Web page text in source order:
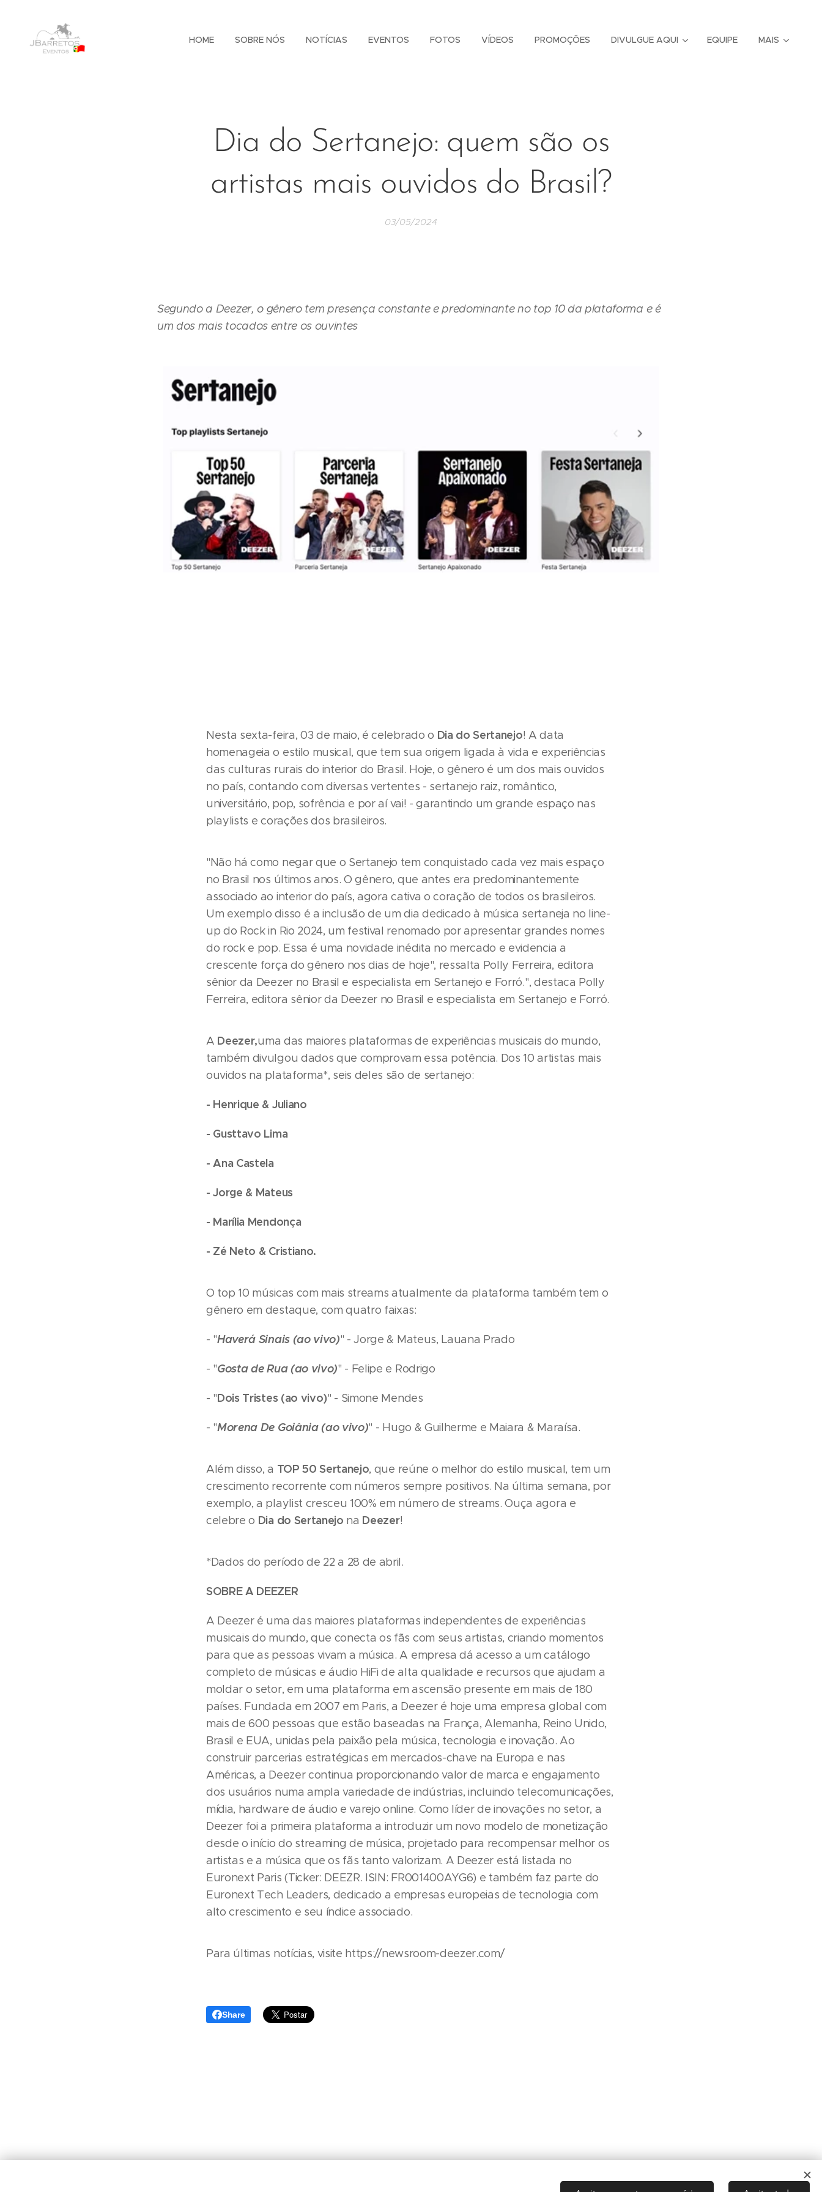
HOME SOBRE NÓS NOTÍCIAS EVENTOS FOTOS VÍDEOS PROMOÇÕES DIVULGUE AQUI EQUIPE MAIS
Dia do Sertanejo: quem são os
artistas mais ouvidos do Brasil?
03/05/2024
Segundo a Deezer, o gênero tem presença constante e predominante no top 10 da plataforma e é
um dos mais tocados entre os ouvintes
Nesta sexta-feira, 03 de maio, é celebrado o Dia do Sertanejo! A data
homenageia o estilo musical, que tem sua origem ligada à vida e experiências
das culturas rurais do interior do Brasil. Hoje, o gênero é um dos mais ouvidos
no país, contando com diversas vertentes - sertanejo raiz, romântico,
universitário, pop, sofrência e por aí vai! - garantindo um grande espaço nas
playlists e corações dos brasileiros.
"Não há como negar que o Sertanejo tem conquistado cada vez mais espaço
no Brasil nos últimos anos. O gênero, que antes era predominantemente
associado ao interior do país, agora cativa o coração de todos os brasileiros.
Um exemplo disso é a inclusão de um dia dedicado à música sertaneja no line-
up do Rock in Rio 2024, um festival renomado por apresentar grandes nomes
do rock e pop. Essa é uma novidade inédita no mercado e evidencia a
crescente força do gênero nos dias de hoje", ressalta Polly Ferreira, editora
sênior da Deezer no Brasil e especialista em Sertanejo e Forró.", destaca Polly
Ferreira, editora sênior da Deezer no Brasil e especialista em Sertanejo e Forró.
A Deezer,uma das maiores plataformas de experiências musicais do mundo,
também divulgou dados que comprovam essa potência. Dos 10 artistas mais
ouvidos na plataforma*, seis deles são de sertanejo:
- Henrique & Juliano
- Gusttavo Lima
- Ana Castela
- Jorge & Mateus
- Marília Mendonça
- Zé Neto & Cristiano.
O top 10 músicas com mais streams atualmente da plataforma também tem o
gênero em destaque, com quatro faixas:
- "Haverá Sinais (ao vivo)" - Jorge & Mateus, Lauana Prado
- "Gosta de Rua (ao vivo)" - Felipe e Rodrigo
- "Dois Tristes (ao vivo)" - Simone Mendes
- "Morena De Goiânia (ao vivo)" - Hugo & Guilherme e Maiara & Maraísa.
Além disso, a TOP 50 Sertanejo, que reúne o melhor do estilo musical, tem um
crescimento recorrente com números sempre positivos. Na última semana, por
exemplo, a playlist cresceu 100% em número de streams. Ouça agora e
celebre o Dia do Sertanejo na Deezer!
*Dados do período de 22 a 28 de abril.
SOBRE A DEEZER
A Deezer é uma das maiores plataformas independentes de experiências
musicais do mundo, que conecta os fãs com seus artistas, criando momentos
para que as pessoas vivam a música. A empresa dá acesso a um catálogo
completo de músicas e áudio HiFi de alta qualidade e recursos que ajudam a
moldar o setor, em uma plataforma em ascensão presente em mais de 180
países. Fundada em 2007 em Paris, a Deezer é hoje uma empresa global com
mais de 600 pessoas que estão baseadas na França, Alemanha, Reino Unido,
Brasil e EUA, unidas pela paixão pela música, tecnologia e inovação. Ao
construir parcerias estratégicas em mercados-chave na Europa e nas
Américas, a Deezer continua proporcionando valor de marca e engajamento
dos usuários numa ampla variedade de indústrias, incluindo telecomunicações,
mídia, hardware de áudio e varejo online. Como líder de inovações no setor, a
Deezer foi a primeira plataforma a introduzir um novo modelo de monetização
desde o início do streaming de música, projetado para recompensar melhor os
artistas e a música que os fãs tanto valorizam. A Deezer está listada no
Euronext Paris (Ticker: DEEZR. ISIN: FR001400AYG6) e também faz parte do
Euronext Tech Leaders, dedicado a empresas europeias de tecnologia com
alto crescimento e seu índice associado.
Para últimas notícias, visite https://newsroom-deezer.com/
Share